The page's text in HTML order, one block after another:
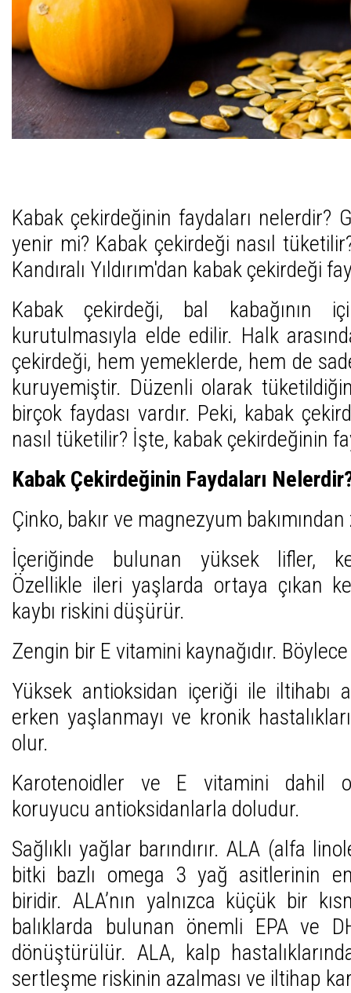
Kabak çekirdeğinin faydaları nelerdir?
yenir mi? Kabak çekirdeği nasıl
Kandıralı Yıldırım'dan kabak çekirdeği
Kabak çekirdeği, bal kabağının
kurutulmasıyla elde edilir. Halk
çekirdeği, hem yemeklerde, hem de
kuruyemiştir. Düzenli olarak
birçok faydası vardır. Peki, kabak
nasıl tüketilir? İşte, kabak çekirdeğinin
Kabak Çekirdeğinin Faydaları
Çinko, bakır ve magnezyum
İçeriğinde bulunan yüksek lifler,
Özellikle ileri yaşlarda ortaya çıkan
kaybı riskini düşürür.
Zengin bir E vitamini kaynağıdır. Böylece
Yüksek antioksidan içeriği ile iltihabı
erken yaşlanmayı ve kronik
olur.
Karotenoidler ve E vitamini dahil
koruyucu antioksidanlarla doludur.
Sağlıklı yağlar barındırır. ALA (alfa
bitki bazlı omega 3 yağ asitlerinin
biridir. ALA’nın yalnızca küçük bir
balıklarda bulunan önemli EPA ve
dönüştürülür. ALA, kalp
sertleşme riskinin azalması ve iltihap